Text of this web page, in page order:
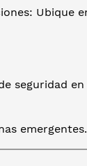
Ubique
seguridad en
emergentes.